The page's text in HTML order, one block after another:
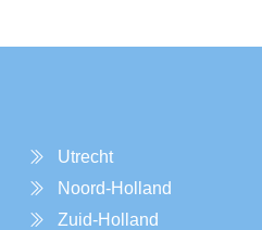
Utrecht
Noord-Holland
Zuid-Holland